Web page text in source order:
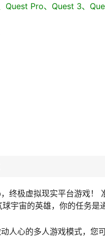
Quest Pro、Quest 3、
终极虚拟现实平台游戏！
宇宙的英雄，你的任务是
人心的多人游戏模式，您